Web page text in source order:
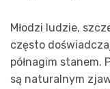
Młodzi ludzie,
często
półnagim stanem.
są naturalnym